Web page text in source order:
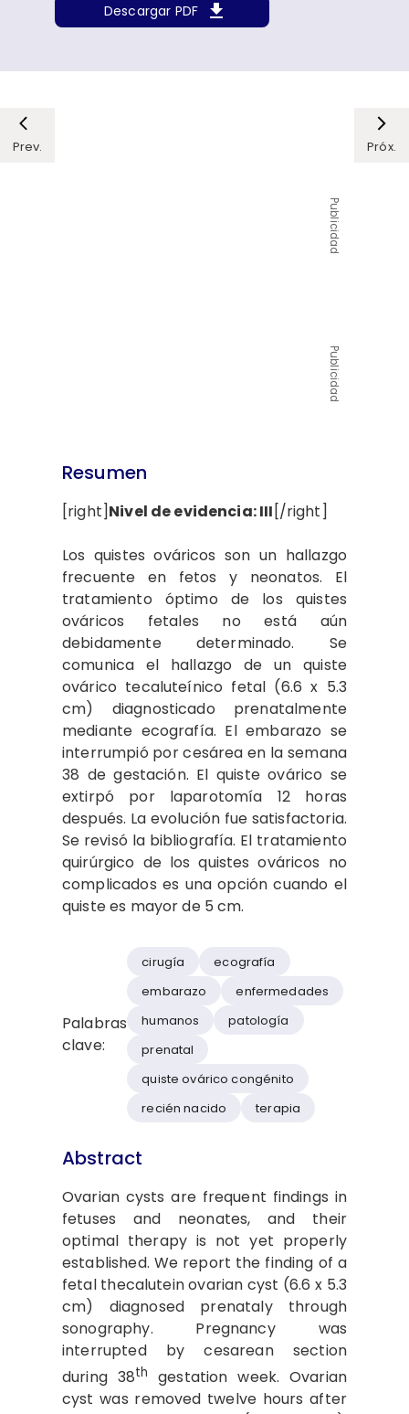
Descargar PDF
Prev. Próx.
Publicidad
Publicidad
Resumen
[right]Nivel de evidencia: III [/right]
Los quistes ováricos son un hallazgo
frecuente en fetos y neonatos. El
tratamiento óptimo de los quistes
ováricos fetales no está aún
debidamente determinado. Se
comunica el hallazgo de un quiste
ovárico tecaluteínico fetal (6.6 x 5.3
cm) diagnosticado prenatalmente
mediante ecografía. El embarazo se
interrumpió por cesárea en la semana
38 de gestación. El quiste ovárico se
extirpó por laparotomía 12 horas
después. La evolución fue satisfactoria.
Se revisó la bibliografía. El tratamiento
quirúrgico de los quistes ováricos no
complicados es una opción cuando el
quiste es mayor de 5 cm.
Palabras
clave:
cirugía
ecografía
embarazo
enfermedades
humanos
patología
prenatal
quiste ovárico congénito
recién nacido
terapia
Abstract
Ovarian cysts are frequent findings in
fetuses and neonates, and their
optimal therapy is not yet properly
established. We report the finding of a
fetal thecalutein ovarian cyst (6.6 x 5.3
cm) diagnosed prenataly through
sonography. Pregnancy was
interrupted by cesarean section
during 38th
gestation week. Ovarian
cyst was removed twelve hours after